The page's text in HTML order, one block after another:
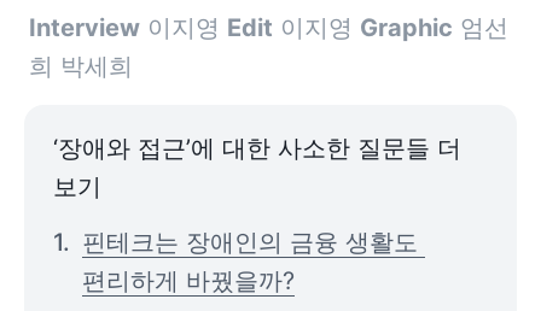
Interview 이지영 Edit 이지영 Graphic 엄선
희 박세희
‘장애와 접근’에 대한 사소한 질문들 더
보기
핀테크는 장애인의 금융 생활도
편리하게 바꿨을까?